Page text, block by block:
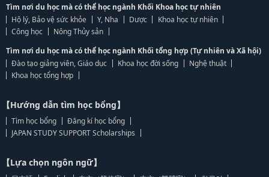
Tìm nơi du học mà có thể học ngành Khối Khoa học tự nhiên
Hộ lý, Bảo vệ sức khỏe
Y, Nha Dược
Khoa học tự nhiên
Công học
Nông Thủy sản
Tìm nơi du học mà có thể học ngành Khối tổng hợp (Tự nhiên và Xã hội)
Đào tạo giảng viên, Giáo dục
Khoa học đời sống
Nghệ thuật
Khoa học tổng hợp
【Hướng dẫn tìm học bổng】
Tìm học bổng
Đăng kí học bổng
JAPAN STUDY SUPPORT Scholarships
【Lựa chọn ngôn ngữ】